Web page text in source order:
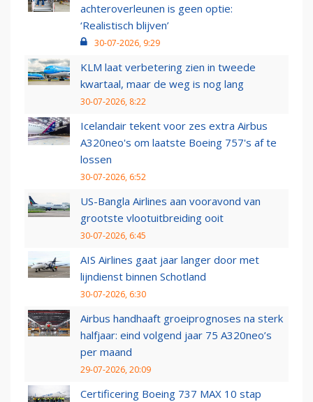
achteroverleunen is geen optie:
‘Realistisch blijven’
30-07-2026, 9:29
KLM laat verbetering zien in tweede
kwartaal, maar de weg is nog lang
30-07-2026, 8:22
Icelandair tekent voor zes extra Airbus
A320neo's om laatste Boeing 757's af te
lossen
30-07-2026, 6:52
US-Bangla Airlines aan vooravond van
grootste vlootuitbreiding ooit
30-07-2026, 6:45
AIS Airlines gaat jaar langer door met
lijndienst binnen Schotland
30-07-2026, 6:30
Airbus handhaaft groeiprognoses na sterk
halfjaar: eind volgend jaar 75 A320neo’s
per maand
29-07-2026, 20:09
Certificering Boeing 737 MAX 10 stap